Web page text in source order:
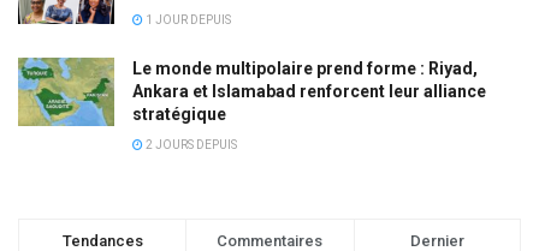
1 JOUR DEPUIS
Le monde multipolaire prend forme : Riyad,
Ankara et Islamabad renforcent leur alliance
stratégique
2 JOURS DEPUIS
Tendances Commentaires Dernier